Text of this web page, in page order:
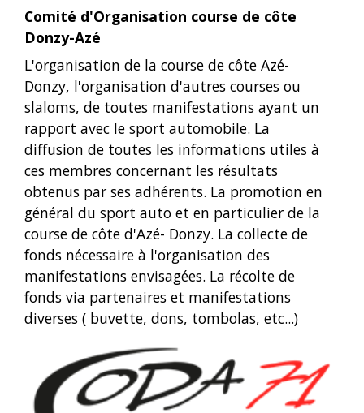
Comité d'Organisation course de côte
Donzy-Azé
L'organisation de la course de côte Azé-
Donzy, l'organisation d'autres courses ou
slaloms, de toutes manifestations ayant un
rapport avec le sport automobile. La
diffusion de toutes les informations utiles à
ces membres concernant les résultats
obtenus par ses adhérents. La promotion en
général du sport auto et en particulier de la
course de côte d'Azé- Donzy. La collecte de
fonds nécessaire à l'organisation des
manifestations envisagées. La récolte de
fonds via partenaires et manifestations
diverses ( buvette, dons, tombolas, etc...)